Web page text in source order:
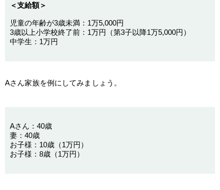
＜支給額＞
児童の年齢が3歳未満：1万5,000円
3歳以上小学校終了前：1万円（第3子以降1万5,000円）
中学生：1万円
Aさん家族を例にしてみましょう。
Aさん：40歳
妻：40歳
お子様：10歳（1万円）
お子様：8歳（1万円）